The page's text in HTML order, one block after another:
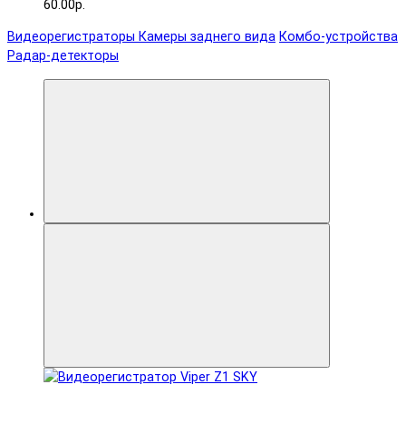
60.00р.
Видеорегистраторы Камеры заднего вида Комбо-устройства
Радар-детекторы